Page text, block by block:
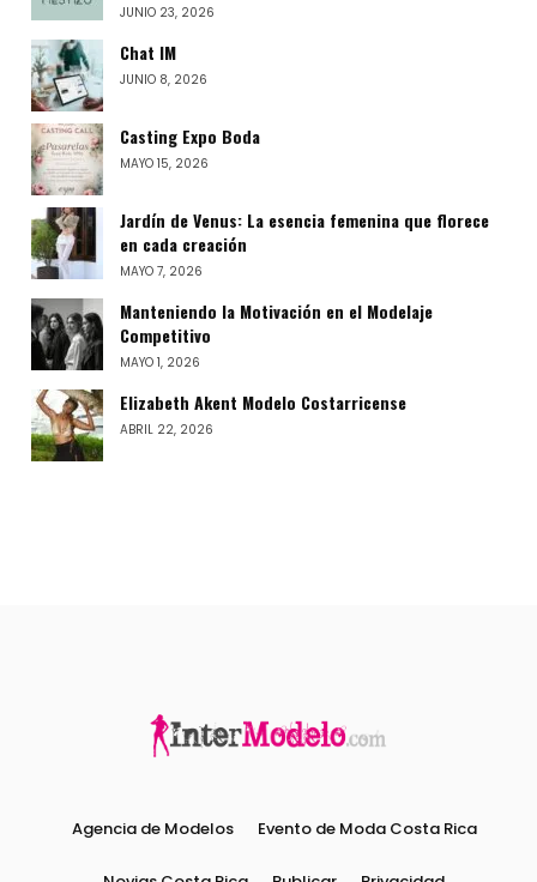
JUNIO 23, 2026
Chat IM
JUNIO 8, 2026
Casting Expo Boda
MAYO 15, 2026
Jardín de Venus: La esencia femenina que florece
en cada creación
MAYO 7, 2026
Manteniendo la Motivación en el Modelaje
Competitivo
MAYO 1, 2026
Elizabeth Akent Modelo Costarricense
ABRIL 22, 2026
Agencia de Modelos Evento de Moda Costa Rica